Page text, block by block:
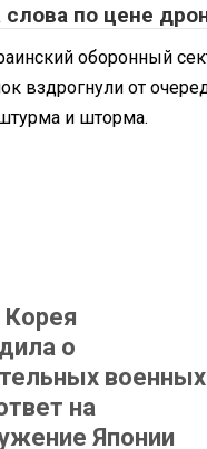
слова по цене
оборонный
вздрогнули от
и шторма.
о
военных
на
Японии